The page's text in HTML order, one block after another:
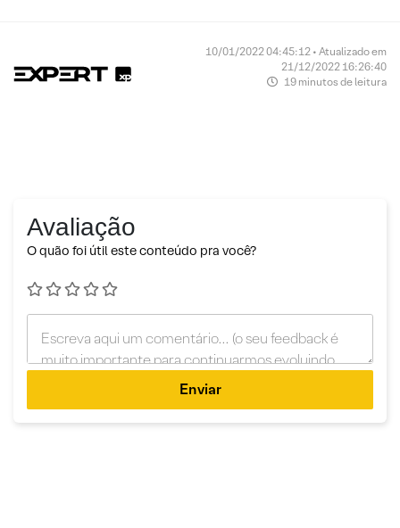
10/01/2022 04:45:12 • Atualizado em
21/12/2022 16:26:40
19 minutos de leitura
Avaliação
O quão foi útil este conteúdo pra você?
Enviar